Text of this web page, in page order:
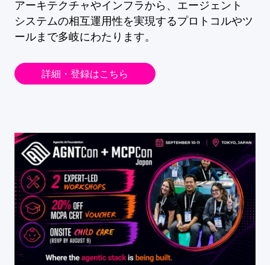
アーキテクチャやインフラから、エージェント
システムの相互運用性を実現するプロトコルやツ
ールまで多岐にわたります。
詳細・登録はこちら